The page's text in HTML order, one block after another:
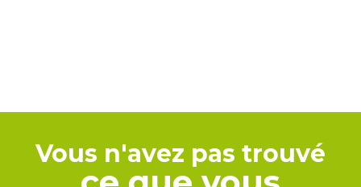
Vous n'avez pas trouvé